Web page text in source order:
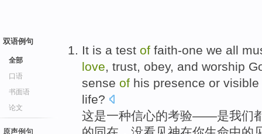
双语例句
全部
口语
书面语
论文
原声例句
It is a test of faith-one we all
love, trust, obey, and worship
sense of his presence or visible
life?
这是一种信心的考验——是我们